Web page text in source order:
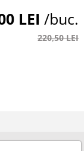
LEI /buc.
220,50 LEI